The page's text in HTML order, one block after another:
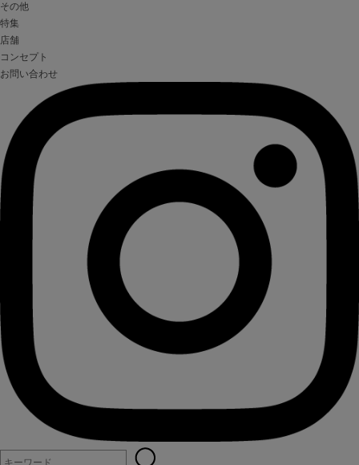
その他
特集
店舗
コンセプト
お問い合わせ